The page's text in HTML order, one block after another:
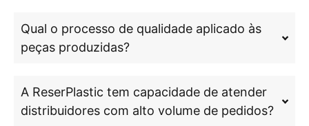
Qual o processo de qualidade aplicado às
peças produzidas?
A ReserPlastic tem capacidade de atender
distribuidores com alto volume de pedidos?